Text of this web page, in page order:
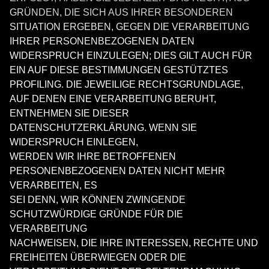
GRÜNDEN, DIE SICH AUS IHRER BESONDEREN
SITUATION ERGEBEN, GEGEN DIE VERARBEITUNG
IHRER PERSONENBEZOGENEN DATEN
WIDERSPRUCH EINZULEGEN; DIES GILT AUCH FÜR
EIN AUF DIESE BESTIMMUNGEN GESTÜTZTES
PROFILING. DIE JEWEILIGE RECHTSGRUNDLAGE,
AUF DENEN EINE VERARBEITUNG BERUHT,
ENTNEHMEN SIE DIESER
DATENSCHUTZERKLÄRUNG. WENN SIE
WIDERSPRUCH EINLEGEN,
WERDEN WIR IHRE BETROFFENEN
PERSONENBEZOGENEN DATEN NICHT MEHR
VERARBEITEN, ES
SEI DENN, WIR KÖNNEN ZWINGENDE
SCHUTZWÜRDIGE GRÜNDE FÜR DIE
VERARBEITUNG
NACHWEISEN, DIE IHRE INTERESSEN, RECHTE UND
FREIHEITEN ÜBERWIEGEN ODER DIE